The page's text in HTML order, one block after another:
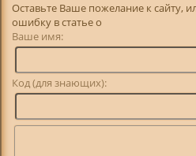
Оставьте Ваше пожелание к сайту,
ошибку в статье о
Ваше имя:
Код (для знающих):